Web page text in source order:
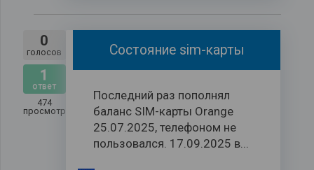
0
голосов
1
ответ
474
просмотров
Состояние sim-карты
Последний раз пополнял
баланс SIM-карты Orange
25.07.2025, телефоном не
пользовался. 17.09.2025 в...